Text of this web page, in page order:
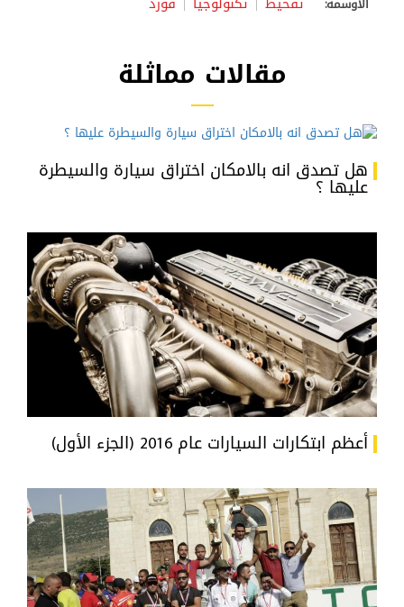
مقالات مماثلة
هل تصدق انه بالامكان اختراق سيارة والسيطرة
عليها ؟
أعظم ابتكارات السيارات عام 2016 (الجزء الأول)